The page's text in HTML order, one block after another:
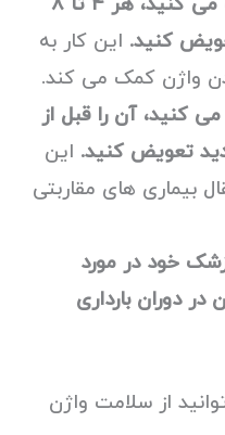
کنید. این کار به
واژن کمک می کند.
کنید، آن را قبل از
تعویض کنید. این
بیماری های مقاربتی
خود در مورد
دوران بارداری
از سلامت واژن